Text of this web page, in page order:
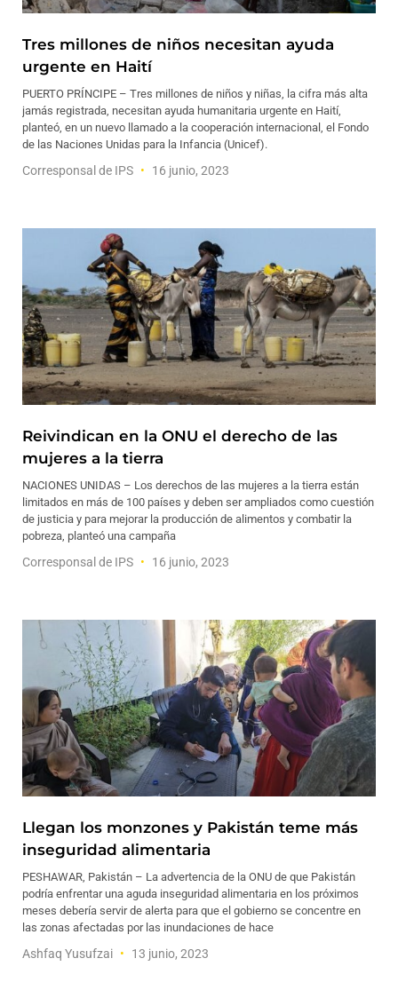
Tres millones de niños necesitan ayuda
urgente en Haití
PUERTO PRÍNCIPE – Tres millones de niños y niñas, la cifra más alta
jamás registrada, necesitan ayuda humanitaria urgente en Haití,
planteó, en un nuevo llamado a la cooperación internacional, el Fondo
de las Naciones Unidas para la Infancia (Unicef).
Corresponsal de IPS 16 junio, 2023
Reivindican en la ONU el derecho de las
mujeres a la tierra
NACIONES UNIDAS – Los derechos de las mujeres a la tierra están
limitados en más de 100 países y deben ser ampliados como cuestión
de justicia y para mejorar la producción de alimentos y combatir la
pobreza, planteó una campaña
Corresponsal de IPS 16 junio, 2023
Llegan los monzones y Pakistán teme más
inseguridad alimentaria
PESHAWAR, Pakistán – La advertencia de la ONU de que Pakistán
podría enfrentar una aguda inseguridad alimentaria en los próximos
meses debería servir de alerta para que el gobierno se concentre en
las zonas afectadas por las inundaciones de hace
Ashfaq Yusufzai 13 junio, 2023